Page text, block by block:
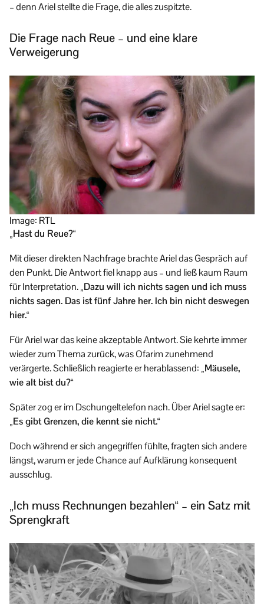
– denn Ariel stellte die Frage, die alles zuspitzte.
Die Frage nach Reue – und eine klare
Verweigerung
Image: RTL
„Hast du Reue?“
Mit dieser direkten Nachfrage brachte Ariel das Gespräch auf
den Punkt. Die Antwort fiel knapp aus – und ließ kaum Raum
für Interpretation.„Dazu will ich nichts sagen und ich muss
nichts sagen. Das ist fünf Jahre her. Ich bin nicht deswegen
hier.“
Für Ariel war das keine akzeptable Antwort. Sie kehrte immer
wieder zum Thema zurück, was Ofarim zunehmend
verärgerte. Schließlich reagierte er herablassend: „Mäusele,
wie alt bist du?“
Später zog er im Dschungeltelefon nach. Über Ariel sagte er:
„Es gibt Grenzen, die kennt sie nicht.“
Doch während er sich angegriffen fühlte, fragten sich andere
längst, warum er jede Chance auf Aufklärung konsequent
ausschlug.
„Ich muss Rechnungen bezahlen“ – ein Satz mit
Sprengkraft